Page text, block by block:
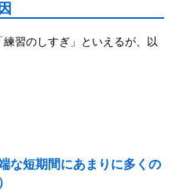
習のしすぎ」といえるが、以
な短期間にあまりに多くの